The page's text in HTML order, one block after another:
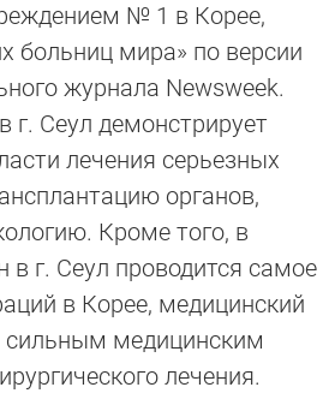
№ 1 в Корее,
больниц мира» по версии
журнала Newsweek.
г. Сеул демонстрирует
лечения серьезных
органов,
Кроме того, в
г. Сеул проводится самое
в Корее, медицинский
сильным медицинским
лечения.